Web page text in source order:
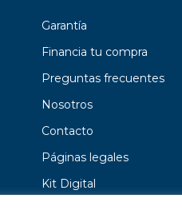
Garantía
Financia tu compra
Preguntas frecuentes
Nosotros
Contacto
Páginas legales
Kit Digital